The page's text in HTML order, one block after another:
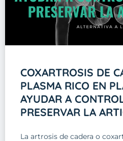
COXARTROSIS DE
PLASMA RICO EN
AYUDAR A
PRESERVAR LA
La artrosis de cadera o